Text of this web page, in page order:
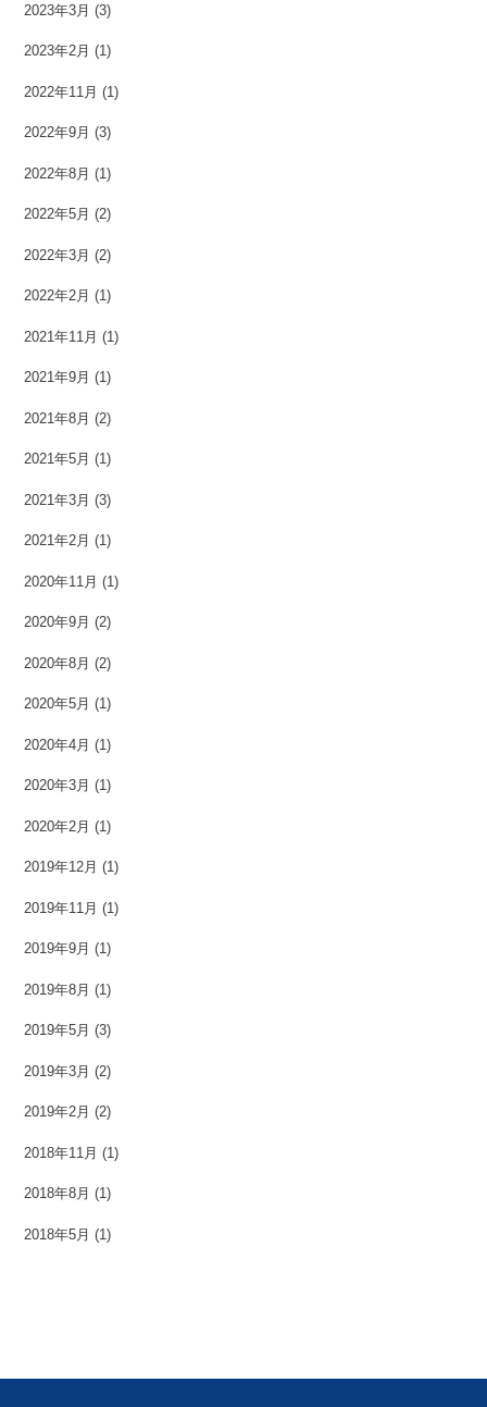
2023年3月 (3)
2023年2月 (1)
2022年11月 (1)
2022年9月 (3)
2022年8月 (1)
2022年5月 (2)
2022年3月 (2)
2022年2月 (1)
2021年11月 (1)
2021年9月 (1)
2021年8月 (2)
2021年5月 (1)
2021年3月 (3)
2021年2月 (1)
2020年11月 (1)
2020年9月 (2)
2020年8月 (2)
2020年5月 (1)
2020年4月 (1)
2020年3月 (1)
2020年2月 (1)
2019年12月 (1)
2019年11月 (1)
2019年9月 (1)
2019年8月 (1)
2019年5月 (3)
2019年3月 (2)
2019年2月 (2)
2018年11月 (1)
2018年8月 (1)
2018年5月 (1)